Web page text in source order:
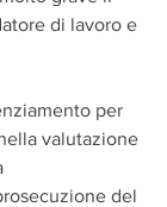
di lavoro e
per
valutazione
del